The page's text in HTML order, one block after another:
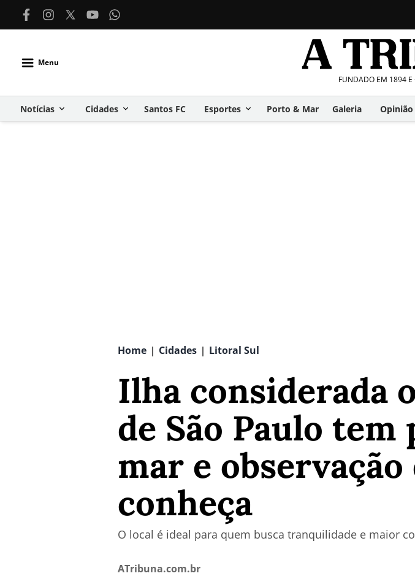
Menu
FUNDADO EM 1894
Notícias Cidades Santos FC Esportes Porto & Mar Galeria Opinião
Home | Cidades | Litoral Sul
Ilha considerada
de São Paulo
mar e
conheça
O local é ideal para quem busca tranquilidade e maior
ATribuna.com.br